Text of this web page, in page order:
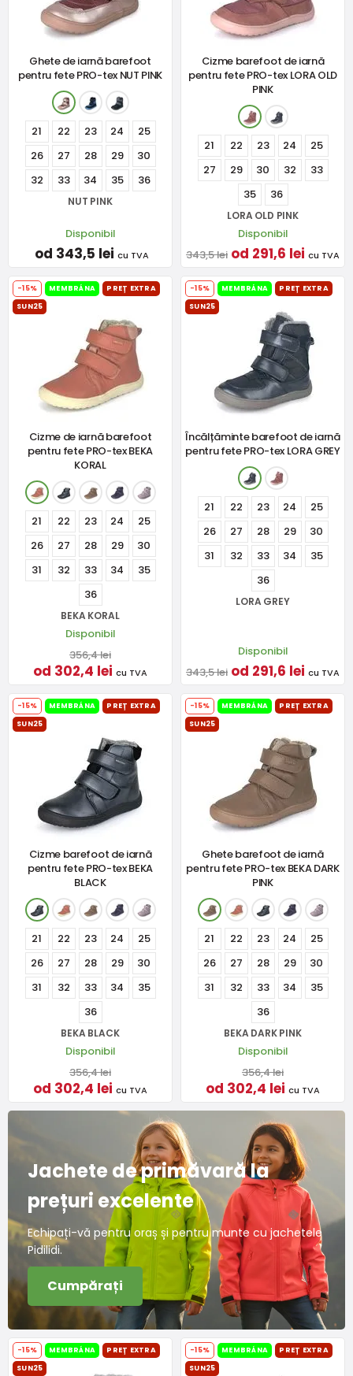
Ghete de iarnă barefoot
pentru fete PRO-tex NUT PINK
21 22 23 24
25
26
27 28 29
30
32
33 34 35 36
NUT PINK
Disponibil
od 343,5 lei cu TVA
Cizme barefoot de iarnă
pentru fete PRO-tex LORA OLD
PINK
21 22 23 24
25
27
29 30 32
33
35
36
LORA OLD PINK
Disponibil
343,5 lei od 291,6 lei cu TVA
-15% MEMBRÁNA
PREȚ EXTRA
SUN25
Cizme de iarnă barefoot
pentru fete PRO-tex BEKA
KORAL
21 22 23 24
25
26
27 28 29
30
31
32 33 34
35
36
BEKA KORAL
Disponibil
356,4 lei
od 302,4 lei cu TVA
-15% MEMBRÁNA
PREȚ EXTRA
SUN25
Încălțăminte barefoot de iarnă
pentru fete PRO-tex LORA GREY
21 22 23 24
25
26
27 28 29
30
31
32 33 34
35
36
LORA GREY
Disponibil
343,5 lei od 291,6 lei cu TVA
-15% MEMBRÁNA
PREȚ EXTRA
SUN25
Cizme barefoot de iarnă
pentru fete PRO-tex BEKA
BLACK
21 22 23 24
25
26
27 28 29
30
31
32 33 34
35
36
BEKA BLACK
Disponibil
356,4 lei
od 302,4 lei cu TVA
-15% MEMBRÁNA
PREȚ EXTRA
SUN25
Ghete barefoot de iarnă
pentru fete PRO-tex BEKA DARK
PINK
21 22 23 24
25
26
27 28 29
30
31
32 33 34
35
36
BEKA DARK PINK
Disponibil
356,4 lei
od 302,4 lei cu TVA
Jachete de primăvară la
prețuri excelente
Echipați-vă pentru oraș și pentru munte cu jachetele
Pidilidi.
Cumpărați
-15% MEMBRÁNA
PREȚ EXTRA
SUN25
-15% MEMBRÁNA
PREȚ EXTRA
SUN25